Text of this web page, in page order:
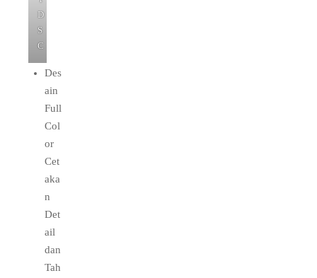
D
S
C
Des
ain
Full
Col
or
Cet
aka
n
Det
ail
dan
Tah